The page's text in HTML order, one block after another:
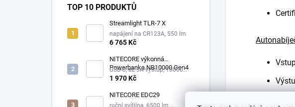
TOP 10 PRODUKTŮ
Streamlight TLR-7 X
napájení na CR123A, 550 lm
6 765 Kč
NITECORE výkonná
Powerbanka NB10000 Gen4
USB-C, až 3A výstup, 10000
mAh
1 970 Kč
NITECORE EDC29
ruční svítilna, 6500 lm,